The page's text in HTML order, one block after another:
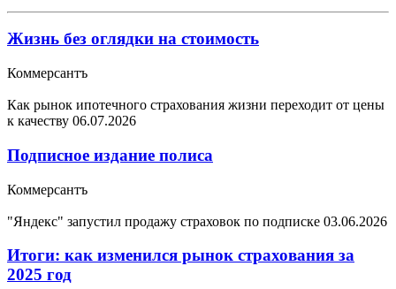
Жизнь без оглядки на стоимость
Коммерсантъ
Как рынок ипотечного страхования жизни переходит от цены
к качеству 06.07.2026
Подписное издание полиса
Коммерсантъ
"Яндекс" запустил продажу страховок по подписке 03.06.2026
Итоги: как изменился рынок страхования за
2025 год